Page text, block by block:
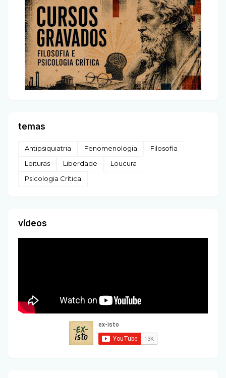
temas
Antipsiquiatria Fenomenologia
Filosofia
Leituras
Liberdade
Loucura
Psicologia Crítica
vídeos